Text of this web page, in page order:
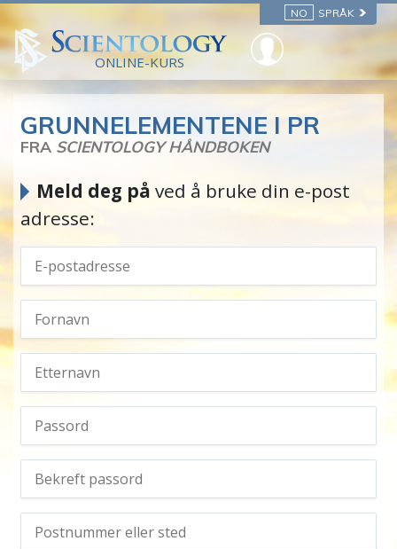
NO SPRÅK
ONLINE-KURS
GRUNNELEMENTENE I PR
FRA SCIENTOLOGY HÅNDBOKEN
Meld deg på ved å bruke din e-post
adresse: